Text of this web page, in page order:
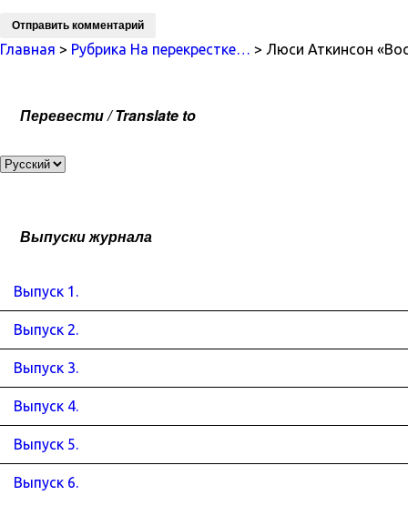
Главная > Рубрика На перекрестке… > Люси Аткинсон
Перевести / Translate to
Выпуски журнала
Выпуск 1.
Выпуск 2.
Выпуск 3.
Выпуск 4.
Выпуск 5.
Выпуск 6.